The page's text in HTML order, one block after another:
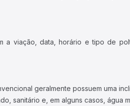
a viação, data, horário e tipo de
geralmente possuem uma
sanitário e, em alguns casos, água